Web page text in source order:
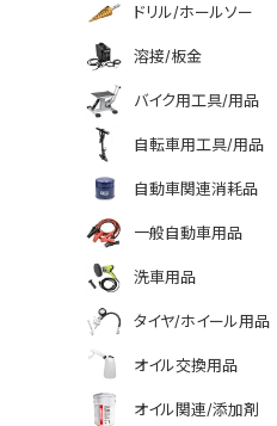
ドリル/ホールソー
溶接/板金
バイク用工具/用品
自転車用工具/用品
自動車関連消耗品
一般自動車用品
洗車用品
タイヤ/ホイール用品
オイル交換用品
オイル関連/添加剤